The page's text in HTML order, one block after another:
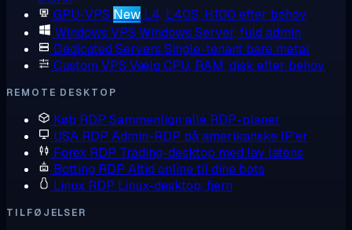
GPU-VPS New L4, L40S, H100 efter behov
Windows VPS Windows Server, fuld admin
Dedicated Servers Single-tenant bare metal
Custom VPS Vælg CPU, RAM, disk efter behov
REMOTE DESKTOP
Køb RDP Sammenlign alle RDP-planer
USA RDP Admin-RDP på amerikanske IP'er
Forex RDP Trading-desktop med lav latens
Botting RDP Altid online til dine bots
Linux RDP Linux-desktop, fjern
TILFØJELSER